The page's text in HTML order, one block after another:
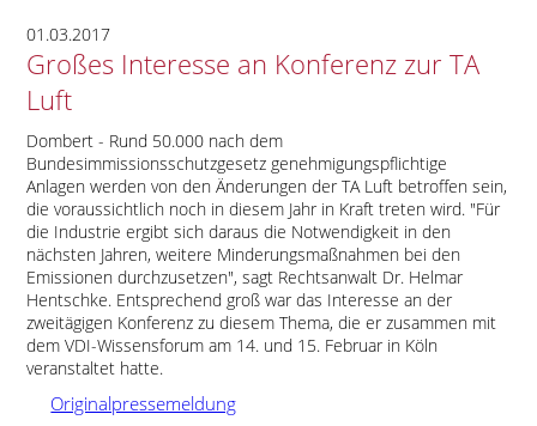
01.03.2017
Großes Interesse an Konferenz zur TA
Luft
Dombert - Rund 50.000 nach dem
Bundesimmissionsschutzgesetz genehmigungspflichtige
Anlagen werden von den Änderungen der TA Luft betroffen sein,
die voraussichtlich noch in diesem Jahr in Kraft treten wird. Für
die Industrie ergibt sich daraus die Notwendigkeit in den
nächsten Jahren, weitere Minderungsmaßnahmen bei den
Emissionen durchzusetzen , sagt Rechtsanwalt Dr. Helmar
Hentschke. Entsprechend groß war das Interesse an der
zweitägigen Konferenz zu diesem Thema, die er zusammen mit
dem VDI-Wissensforum am 14. und 15. Februar in Köln
veranstaltet hatte.
Originalpressemeldung